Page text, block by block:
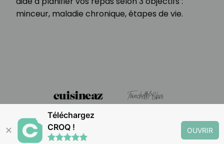
minceur, maladie chronique, étapes de vie.
✕
Téléchargez
CROQ !
OUVRIR